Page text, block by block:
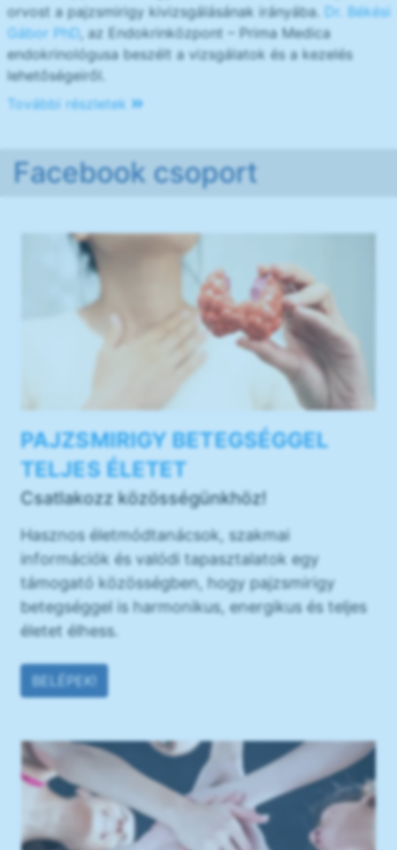
orvost a pajzsmirigy kivizsgálásának irányába. Dr. Békési
Gábor PhD, az Endokrinközpont – Prima Medica
endokrinológusa beszélt a vizsgálatok és a kezelés
lehetőségeiről.
További részletek
Facebook csoport
PAJZSMIRIGY BETEGSÉGGEL
TELJES ÉLETET
Csatlakozz közösségünkhöz!
Hasznos életmódtanácsok, szakmai
információk és valódi tapasztalatok egy
támogató közösségben, hogy pajzsmirigy
betegséggel is harmonikus, energikus és teljes
életet élhess.
BELÉPEK!